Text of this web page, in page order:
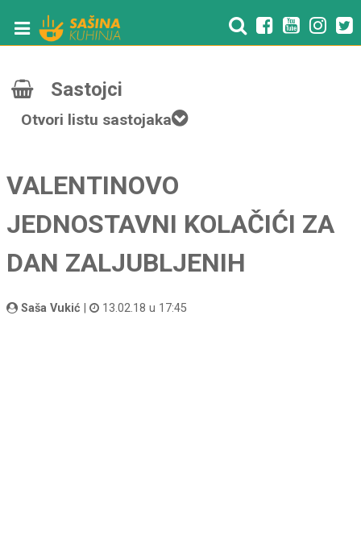
Sastojci
Otvori listu sastojaka
VALENTINOVO
JEDNOSTAVNI KOLAČIĆI ZA
DAN ZALJUBLJENIH
Saša Vukić 13.02.18 u 17:45